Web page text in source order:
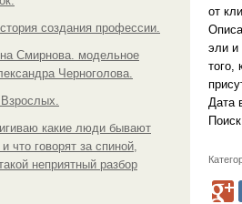
создания профессии.
Смирнова. модельное
Черноголова.
какие люди бывают
что говорят за спиной,
неприятный разбор
от
эли и
того,
Дата